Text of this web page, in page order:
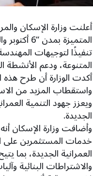
أعلنت وزارة الإسكان
تنفيذًا لتوجيهات
المتنوعة، ودعم الأنشطة
أكدت الوزارة أن طرح
واستقطاب المزيد من
ويعزز جهود التنمية
الجديدة.
وأضافت وزارة الإسكان
خدمات المستثمرين على
العمرانية الجديدة، بما
والاشتراطات البنائية